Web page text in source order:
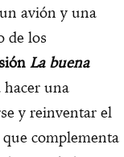
avión y una
de los
La buena
una
y reinventar el
complementa